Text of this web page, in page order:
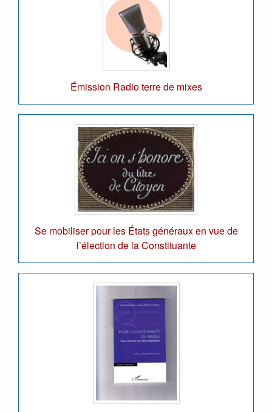
Émission Radio terre de mixes
Se mobiliser pour les États généraux en vue de
l’élection de la Constituante